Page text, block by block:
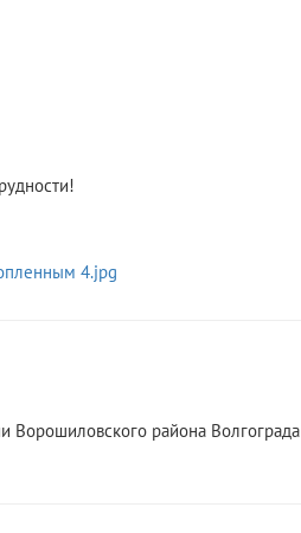
Ворошиловского района Волгограда